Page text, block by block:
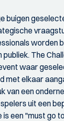
buigen
worden
The
waar
met elkaar
van een
uit een
is een "must go